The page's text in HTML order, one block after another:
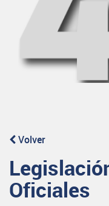
Volver
Oficiales